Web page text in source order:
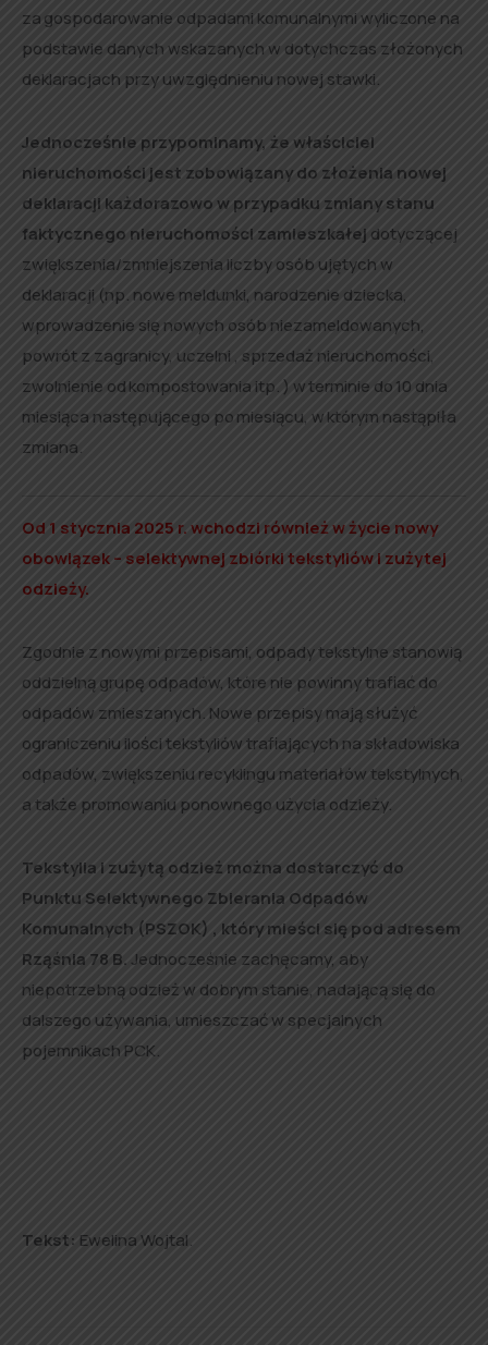
za gospodarowanie odpadami komunalnymi wyliczone na
podstawie danych wskazanych w dotychczas złożonych
deklaracjach przy uwzględnieniu nowej stawki.
Jednocześnie przypominamy, że właściciel
nieruchomości jest zobowiązany do złożenia nowej
deklaracji każdorazowo w przypadku zmiany stanu
faktycznego nieruchomości zamieszkałej dotyczącej
zwiększenia/zmniejszenia liczby osób ujętych w
deklaracji (np. nowe meldunki, narodzenie dziecka,
wprowadzenie się nowych osób niezameldowanych,
powrót z zagranicy, uczelni , sprzedaż nieruchomości,
zwolnienie od kompostowania itp. ) w terminie do 10 dnia
miesiąca następującego po miesiącu, w którym nastąpiła
zmiana.
Od 1 stycznia 2025 r. wchodzi również w życie nowy
obowiązek – selektywnej zbiórki tekstyliów i zużytej
odzieży.
Zgodnie z nowymi przepisami, odpady tekstylne stanowią
oddzielną grupę odpadów, które nie powinny trafiać do
odpadów zmieszanych. Nowe przepisy mają służyć
ograniczeniu ilości tekstyliów trafiających na składowiska
odpadów, zwiększeniu recyklingu materiałów tekstylnych,
a także promowaniu ponownego użycia odzieży.
Tekstylia i zużytą odzież można dostarczyć do
Punktu Selektywnego Zbierania Odpadów
Komunalnych (PSZOK) , który mieści się pod adresem
Rząśnia 78 B.Jednocześnie zachęcamy, aby
niepotrzebną odzież w dobrym stanie, nadającą się do
dalszego używania, umieszczać w specjalnych
pojemnikach PCK.
Tekst: Ewelina Wojtal.